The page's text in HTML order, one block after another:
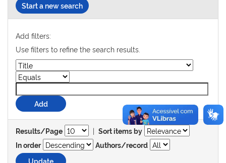
Start a new search
Add filters:
Use filters to refine the search results.
Results/Page | Sort items by
In order
Authors/record